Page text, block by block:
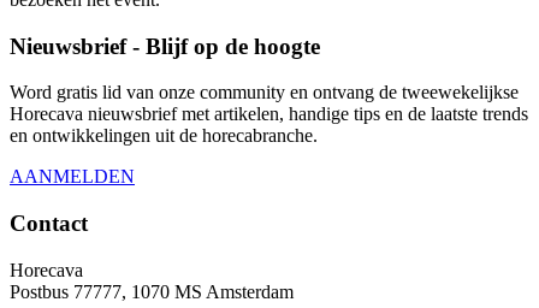
Nieuwsbrief - Blijf op de hoogte
Word gratis lid van onze community en ontvang de tweewekelijkse
Horecava nieuwsbrief met artikelen, handige tips en de laatste trends
en ontwikkelingen uit de horecabranche.
AANMELDEN
Contact
Horecava
Postbus 77777, 1070 MS Amsterdam